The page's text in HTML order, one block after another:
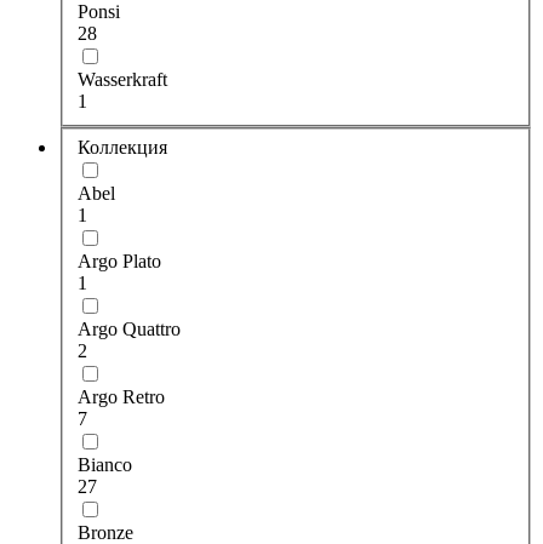
Ponsi
28
Wasserkraft
1
Коллекция
Abel
1
Argo Plato
1
Argo Quattro
2
Argo Retro
7
Bianco
27
Bronze